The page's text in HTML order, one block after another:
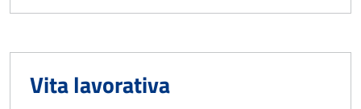
Vita lavorativa